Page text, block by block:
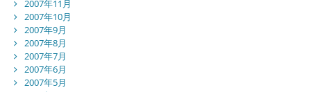
2007年11月
2007年10月
2007年9月
2007年8月
2007年7月
2007年6月
2007年5月